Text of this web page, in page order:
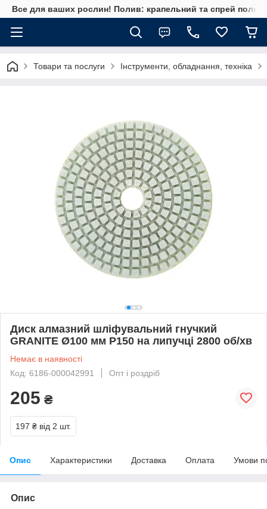
Все для ваших рослин! Полив: крапельний та спрей полив,
Товари та послуги Інструменти, обладнання, техніка
Диск алмазний шліфувальний гнучкий
GRANITE Ø100 мм P150 на липучці 2800 об/хв
Немає в наявності
Код: 6186-000042991
Опт і роздріб
205 ₴
197 ₴ від 2 шт.
Опис Характеристики Доставка Оплата Умови
Опис